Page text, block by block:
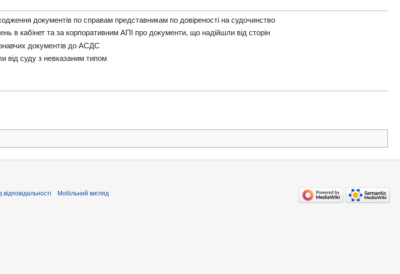
документів по справам представникам по довіреності на судочинство
в кабінет та за корпоративним АПІ про документи, що надійшли від сторін
документів до АСДС
від суду з невказаним типом
відповідальності Мобільний вигляд